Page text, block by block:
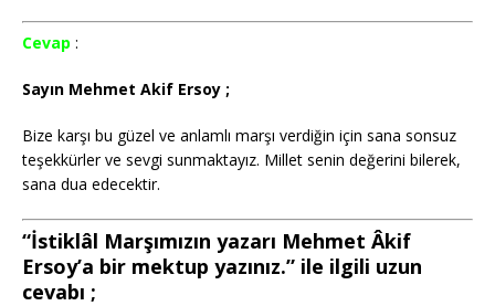
Cevap :
Sayın Mehmet Akif Ersoy ;
Bize karşı bu güzel ve anlamlı marşı verdiğin için sana sonsuz
teşekkürler ve sevgi sunmaktayız. Millet senin değerini bilerek,
sana dua edecektir.
“İstiklâl Marşımızın yazarı Mehmet Âkif
Ersoy’a bir mektup yazınız.” ile ilgili uzun
cevabı ;